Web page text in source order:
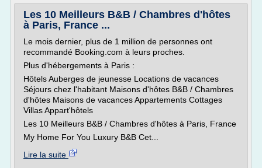
Les 10 Meilleurs B&B / Chambres d'hôtes
à Paris, France ...
Le mois dernier, plus de 1 million de personnes ont
recommandé Booking.com à leurs proches.
Plus d'hébergements à Paris :
Hôtels Auberges de jeunesse Locations de vacances
Séjours chez l'habitant Maisons d'hôtes B&B / Chambres
d'hôtes Maisons de vacances Appartements Cottages
Villas Appart'hôtels
Les 10 Meilleurs B&B / Chambres d'hôtes à Paris, France
My Home For You Luxury B&B Cet...
Lire la suite